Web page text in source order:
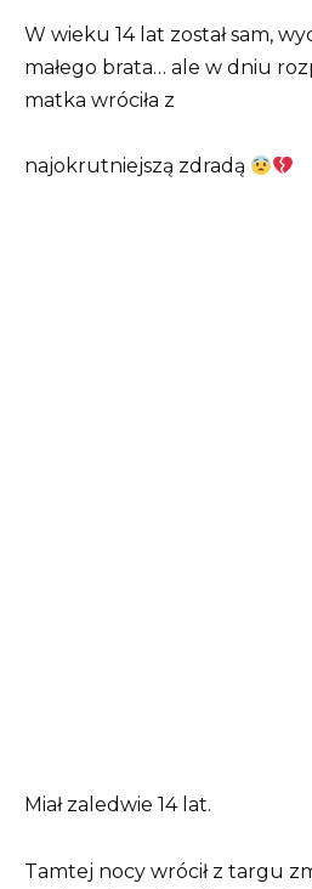
W wieku 14 lat został sam,
małego brata… ale w dniu
matka wróciła z
najokrutniejszą zdradą
Miał zaledwie 14 lat.
Tamtej nocy wrócił z targu